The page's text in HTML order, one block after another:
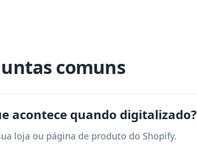
comuns
acontece quando digitalizado?
loja ou página de produto do Shopify.